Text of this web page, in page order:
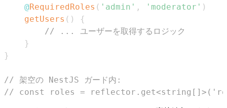
@RequiredRoles ( 'admin' , 'moderator' )
getUsers ( )
{
// ... ユーザーを取得するロジック
}
}
// 架空の NestJS ガード内:
// const roles = reflector.get<string[]>('roles',